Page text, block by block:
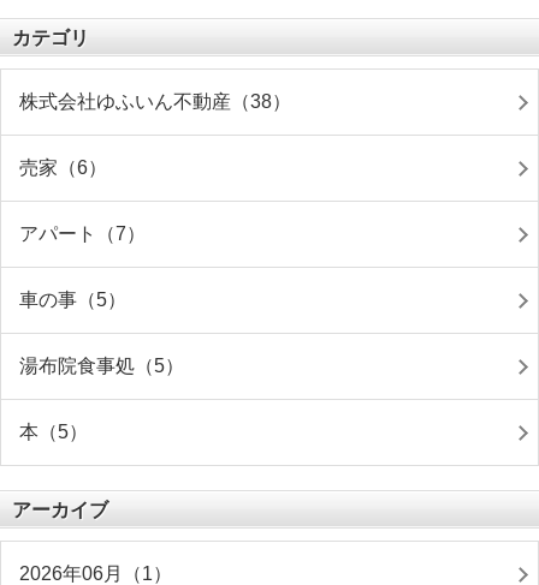
カテゴリ
株式会社ゆふいん不動産（38）
売家（6）
アパート（7）
車の事（5）
湯布院食事処（5）
本（5）
アーカイブ
2026年06月（1）